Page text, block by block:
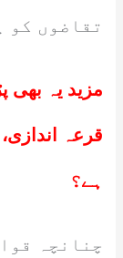
تقاضوں کو
مزید یہ بھی
ہے؟
چنانچہ